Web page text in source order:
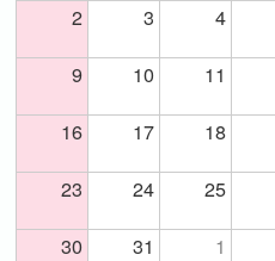
2
3 4
9
10 11
16
17 18
23
24 25
30
31 1